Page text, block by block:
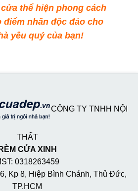
thể hiện phong cách
điểm nhấn độc đáo cho
yêu quý của bạn!
CÔNG TY TNHH NỘI
THẤT
RÈM CỬA XINH
0318263459
Kp 8, Hiệp Bình Chánh, Thủ Đức,
TP.HCM